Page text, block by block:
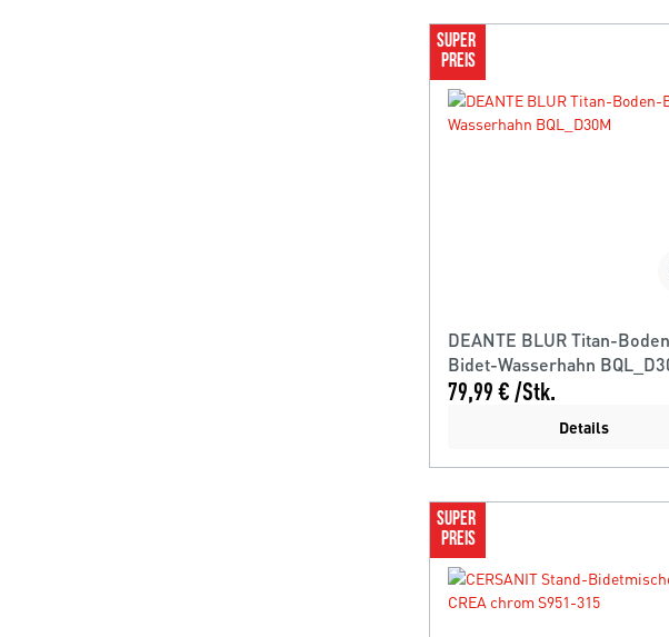
SUPER
PREIS
DEANTE BLUR Titan-
Bidet-Wasserhahn
79,99 € /Stk.
Details
SUPER
PREIS